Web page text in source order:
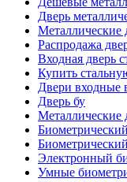
Дверь
Металлические
Распродажа
Входная дверь
Купить
Двери входные
Дверь бу
Металлические
Электронный
Умные